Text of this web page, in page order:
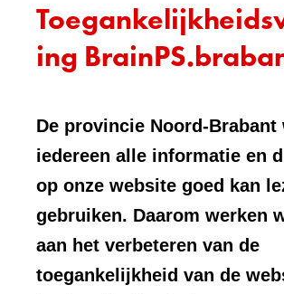
ing
De provincie Noord-Brabant
iedereen alle informatie en
op onze website goed kan
gebruiken. Daarom werken
aan het verbeteren van de
toegankelijkheid van de